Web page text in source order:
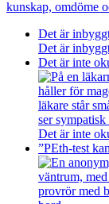
kunskap, omdöme
Det är
Det är
Det är inte
Det är inte
”PEth-test